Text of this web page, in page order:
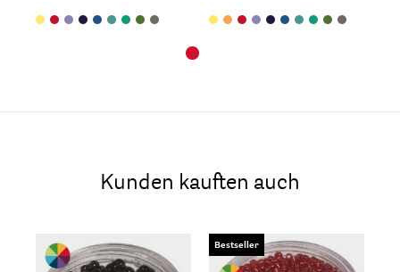
Kunden kauften auch
Bestseller